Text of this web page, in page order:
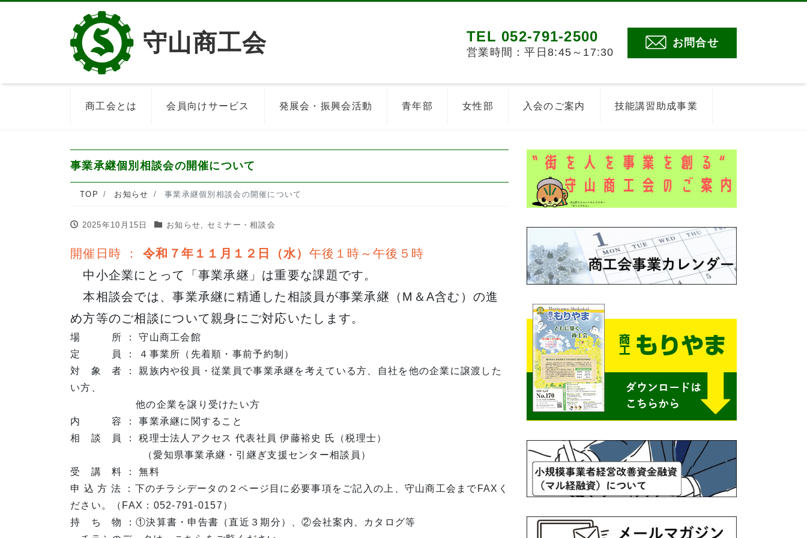
守山商工会 TEL 052-791-2500
営業時間：平日8:45～17:30
お問合せ
商工会とは 会員向けサービス 発展会・振興会活動 青年部 女性部 入会のご案内 技能講習助成事業
事業承継個別相談会の開催について
TOP お知らせ 事業承継個別相談会の開催について
2025年10月15日 お知らせ, セミナー・相談会
開催日時 ： 令和７年１１月１２日（水） 午後１時～午後５時
中小企業にとって「事業承継」は重要な課題です。
本相談会では、事業承継に精通した相談員が事業承継（M＆A含む）の進
め方等のご相談について親身にご対応いたします。
場 所 ： 守山商工会館
定 員 ： ４事業所（先着順・事前予約制）
対 象 者 ： 親族内や役員・従業員で事業承継を考えている方、自社を他の企業に譲渡した
い方、
他の企業を譲り受けたい方
内 容 ： 事業承継に関すること
相 談 員 ： 税理士法人アクセス 代表社員 伊藤裕史 氏（税理士）
（愛知県事業承継・引継ぎ支援センター相談員）
受 講 料 ： 無料
申 込 方 法 ：下のチラシデータの２ページ目に必要事項をご記入の上、守山商工会までFAXく
ださい。（FAX：052-791-0157）
持 ち 物 ：①決算書・申告書（直近３期分）、②会社案内、カタログ等